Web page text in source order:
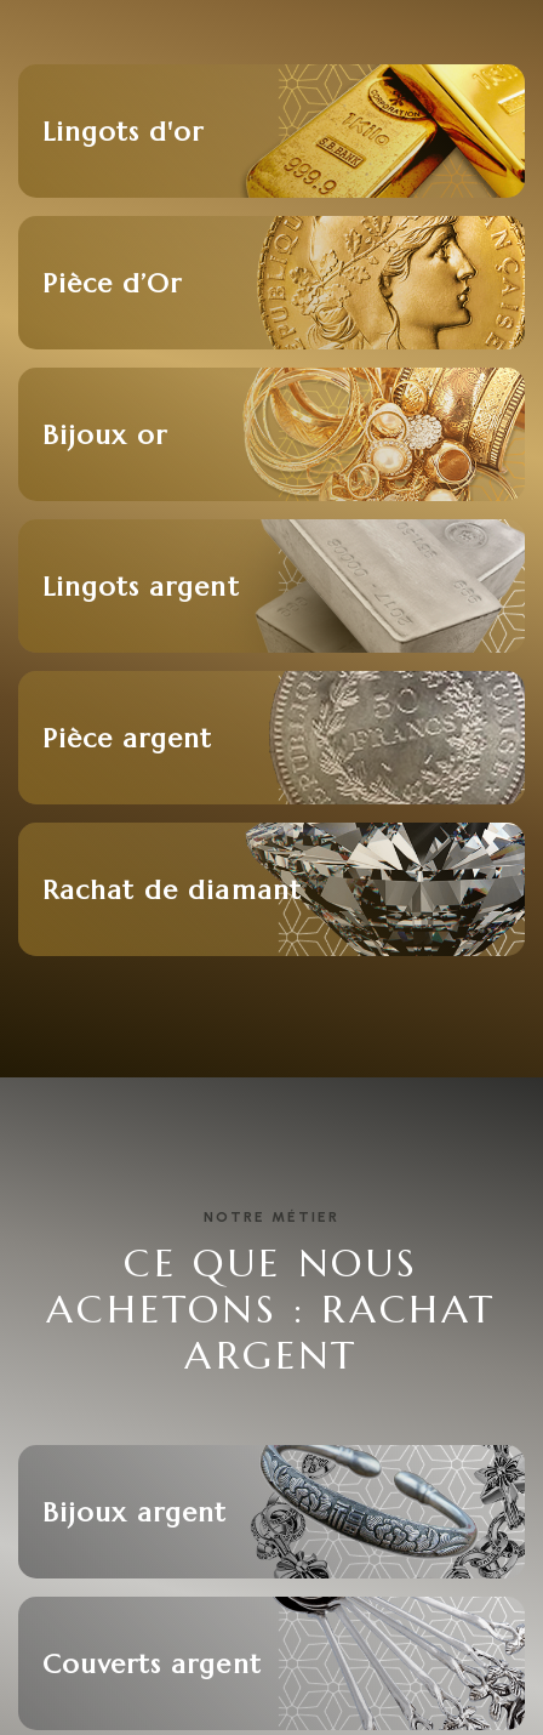
Lingots d'or
Pièce d’Or
Bijoux or
Lingots argent
Pièce argent
Rachat de diamant
NOTRE MÉTIER
CE QUE NOUS
ACHETONS : RACHAT
ARGENT
Bijoux argent
Couverts argent